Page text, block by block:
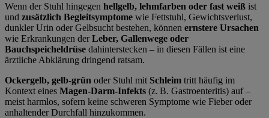
Wenn der Stuhl hingegen hellgelb, lehmfarben oder fast weiß ist
und zusätzlich Begleitsymptome wie Fettstuhl, Gewichtsverlust,
dunkler Urin oder Gelbsucht bestehen, können ernstere Ursachen
wie Erkrankungen derLeber, Gallenwege oder
Bauchspeicheldrüse dahinterstecken – in diesen Fällen ist eine
ärztliche Abklärung dringend ratsam.
Ockergelb, gelb-grün oder Stuhl mit Schleim tritt häufig im
Kontext eines Magen-Darm-Infekts (z. B. Gastroenteritis) auf –
meist harmlos, sofern keine schweren Symptome wie Fieber oder
anhaltender Durchfall hinzukommen.